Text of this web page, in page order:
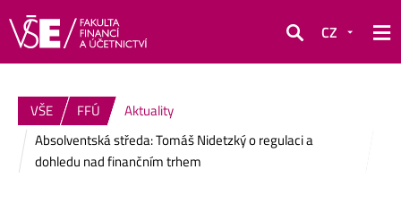
Hledat
CZ
VŠE FFÚ
Aktuality
Absolventská středa: Tomáš Nidetzký o regulaci a
dohledu nad finančním trhem